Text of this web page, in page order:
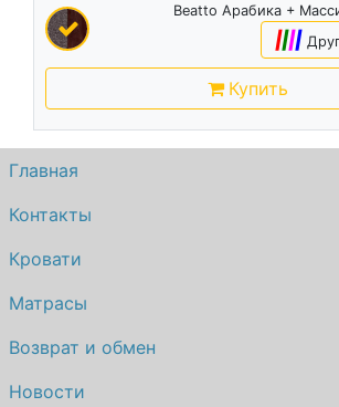
Beatto Арабика +
||||
Купить
Главная
Контакты
Кровати
Матрасы
Возврат и обмен
Новости